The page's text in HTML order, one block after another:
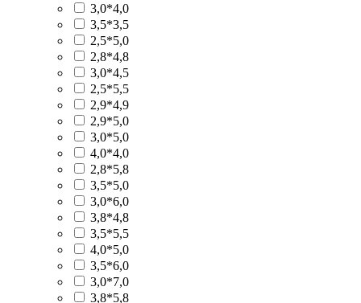
3,0*4,0
3,5*3,5
2,5*5,0
2,8*4,8
3,0*4,5
2,5*5,5
2,9*4,9
2,9*5,0
3,0*5,0
4,0*4,0
2,8*5,8
3,5*5,0
3,0*6,0
3,8*4,8
3,5*5,5
4,0*5,0
3,5*6,0
3,0*7,0
3,8*5,8